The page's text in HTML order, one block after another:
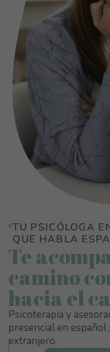
TU PSICÓLOGA
QUE HABLA
Te
camino
hacia el
Psicoterapia y
presencial en
extranjero.